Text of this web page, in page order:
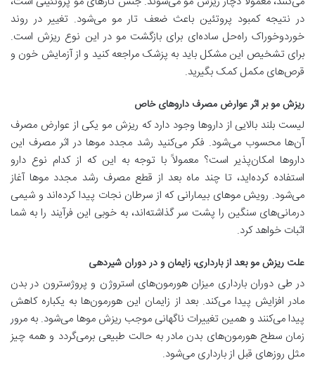
در نتیجه کمبود پروتئین باعث ضعف تار مو می‌شود. تغییر در روند
خوردوخوراک راه‌حل ساده‌ای برای بازگشت مو در این نوع ریزش است.
برای تشخیص این مشکل باید به پزشک مراجعه کنید و از آزمایش خون و
قرص‌های مکمل کمک بگیرید.
ریزش مو بر اثر عوارض مصرف داروهای خاص
لیست بلند بالایی از داروها وجود دارد که ریزش مو یکی از عوارض مصرف
آن‌ها محسوب می‌‎شود. فکر می‌کنید رشد مجدد موها در اثر مصرف این
داروها امکان‌پذیر است؟ معمولاً با توجه به این که از کدام نوع دارو
استفاده کرده‌اید، تا چند ماه بعد از قطع مصرف رشد مجدد موها آغاز
می‌شود. رویش موهای بیمارانی که از سرطان نجات پیدا کرده‌اند و شیمی
درمانی‌های سنگین را پشت سر گذاشته‌اند، به خوبی این فرآیند را به شما
اثبات خواهد کرد.
علت ریزش مو بعد از بارداری، زایمان و در دوران شیردهی
در طی دوران بارداری میزان هورمون‌های استروژن و پروژسترون در بدن
مادر افزایش پیدا می‌کند. بعد از زایمان این هورمون‌ها به یکباره کاهش
پیدا می‌کنند و همین تغییرات ناگهانی موجب ریزش موها می‌شود. به مرور
زمان سطح هورمون‌های بدن مادر به حالت طبیعی برمی‌گردد و همه چیز
مثل روزهای قبل از بارداری می‌شود.